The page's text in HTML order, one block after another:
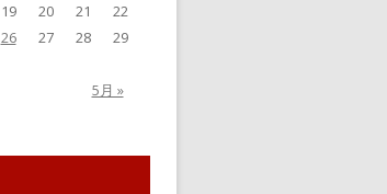
19 20 21
22
26 27 28
29
5月 »